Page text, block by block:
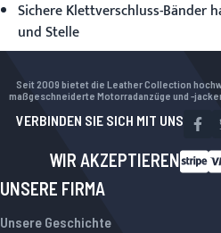
Sichere Klettverschluss-Bänder
und Stelle
Seit 2009 bietet die Leather Collection
maßgeschneiderte Motorradanzüge und -
VERBINDEN SIE SICH MIT UNS
WIR AKZEPTIEREN
UNSERE FIRMA
Unsere Geschichte